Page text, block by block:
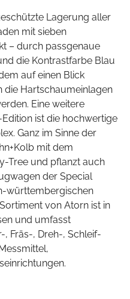
Lagerung aller
mit sieben
– durch passgenaue
die Kontrastfarbe Blau
auf einen Blick
die Hartschaumeinlagen
Eine weitere
ist die hochwertige
Ganz im Sinne der
mit dem
Tree und pflanzt auch
der Special
württembergischen
von Atorn ist in
und umfasst
Fräs-, Dreh-, Schleif-